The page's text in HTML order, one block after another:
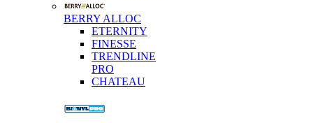
BERRY ALLOC
ETERNITY
FINESSE
TRENDLINE
PRO
CHATEAU